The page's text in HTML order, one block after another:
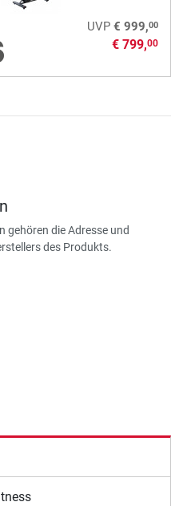
UVP € 999,00
€ 799,00
gehören die Adresse und
des Produkts.